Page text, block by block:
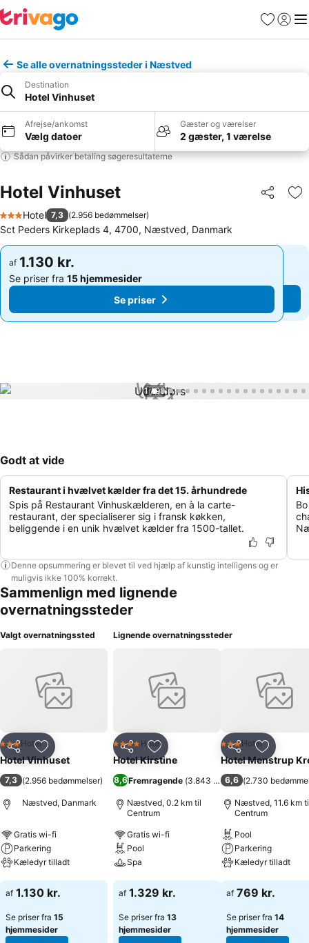
Favoritter
Log ind
Se alle overnatningssteder i Næstved
Destination
Hotel Vinhuset
Afrejse/ankomst
Vælg datoer
Gæster og værelser
2 gæster, 1 værelse
Sådan påvirker betaling søgeresultaterne
Hotel Vinhuset Del
3 Stjerner
Hotel 7,3 (2.956 bedømmelser)
Sct Peders Kirkeplads 4, 4700, Næstved, Danmark
af 1.130 kr.
Se priser fra 15 hjemmesider
Se priser
af 1.130 kr.
Se priser fra 15 hjemmesider
Se priser
1 / 99
Godt at vide
Restaurant i hvælvet kælder fra det 15. århundrede
Spis på Restaurant Vinhuskælderen, en à la carte-
restaurant, der specialiserer sig i fransk køkken,
beliggende i en unik hvælvet kælder fra 1500-tallet.
Denne opsummering er blevet til ved hjælp af kunstig intelligens og er
muligvis ikke 100% korrekt.
Sammenlign med lignende
overnatningssteder
Valgt overnatningssted
Del Føj til favoritter
3 Stjerner
Hotel
Hotel Vinhuset
7,3 (2.956 bedømmelser)
Næstved, Danmark
Gratis wi-fi
Parkering
Kæledyr tilladt
Se priser
af 1.130 kr.
Se priser fra 15
hjemmesider
Lignende overnatningssteder
Del Føj til favoritter
4 StjernerHotel
Hotel Kirstine
8,6Fremragende (3.843 bedømmelser)
Næstved, 0.2 km til
Centrum
Gratis wi-fi
Pool
Spa
Se priser
af 1.329 kr.
Se priser fra 13
hjemmesider
Del Føj til
3 Stjerner
Hotel
Hotel Menstrup
6,6 (2.730
Næstved, 11.6 km
Centrum
Pool
Parkering
Kæledyr tilladt
Se priser
af 769 kr.
Se priser fra 14
hjemmesider